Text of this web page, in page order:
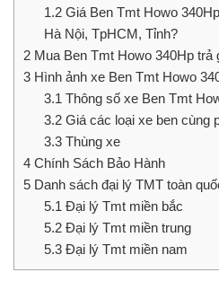
1.2Giá Ben Tmt Howo
Hà Nội, TpHCM, Tỉnh?
2 Mua Ben Tmt Howo 340Hp trả
3 Hình ảnh xe Ben Tmt Howo
3.1Thông số xe Ben Tmt
3.2Giá các loại xe ben cùng
3.3Thùng xe
4 Chính Sách Bảo Hành
5 Danh sách đại lý TMT toàn
5.1Đại lý Tmt miền bắc
5.2Đại lý Tmt miền trung
5.3Đại lý Tmt miền nam